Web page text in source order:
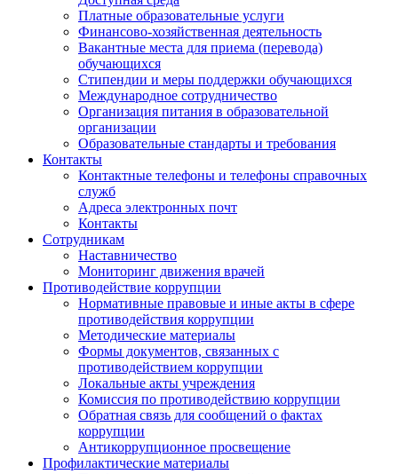
Платные образовательные услуги
Финансово-хозяйственная деятельность
Вакантные места для приема (перевода)
обучающихся
Стипендии и меры поддержки обучающихся
Международное сотрудничество
Организация питания в образовательной
организации
Образовательные стандарты и требования
Контакты
Контактные телефоны и телефоны справочных
служб
Адреса электронных почт
Контакты
Сотрудникам
Наставничество
Мониторинг движения врачей
Противодействие коррупции
Нормативные правовые и иные акты в сфере
противодействия коррупции
Методические материалы
Формы документов, связанных с
противодействием коррупции
Локальные акты учреждения
Комиссия по противодействию коррупции
Обратная связь для сообщений о фактах
коррупции
Антикоррупционное просвещение
Профилактические материалы